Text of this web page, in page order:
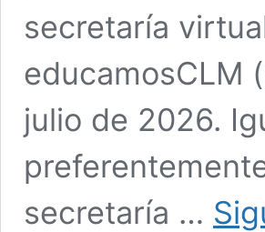
secretaría
educamosCLM
julio de 2026.
secretaría …